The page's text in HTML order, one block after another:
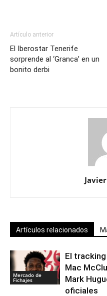
Artículo anterior
El Iberostar Tenerife
sorprende al ‘Granca’ en un
bonito derbi
Artículos relacionados
Mercado de
Fichajes
El
Mac
Mark
oficiales